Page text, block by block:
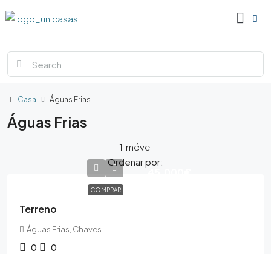
Casa Águas Frias
Águas Frias
1 Imóvel
Ordenar por:
COMPRAR
Terreno
Águas Frias, Chaves
0 0